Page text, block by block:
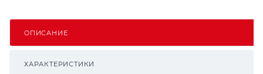
ОПИСАНИЕ
ХАРАКТЕРИСТИКИ